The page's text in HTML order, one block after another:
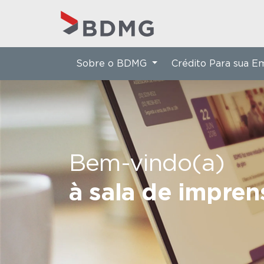
Bem-vindo(a)
à sala de
Sobre o BDMG Crédito Para sua